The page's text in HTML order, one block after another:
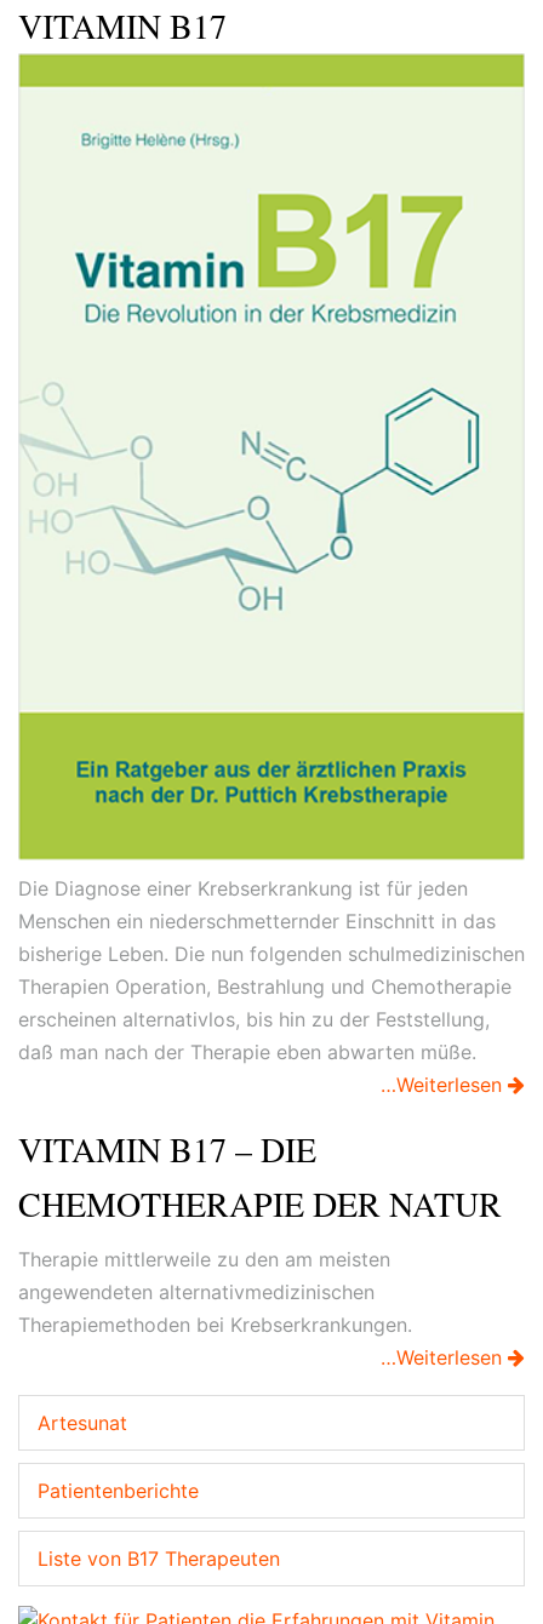
VITAMIN B17
Die Diagnose einer Krebserkrankung ist für jeden
Menschen ein niederschmetternder Einschnitt in das
bisherige Leben. Die nun folgenden schulmedizinischen
Therapien Operation, Bestrahlung und Chemotherapie
erscheinen alternativlos, bis hin zu der Feststellung,
daß man nach der Therapie eben abwarten müße.
…Weiterlesen
VITAMIN B17 – DIE
CHEMOTHERAPIE DER NATUR
Therapie mittlerweile zu den am meisten
angewendeten alternativmedizinischen
Therapiemethoden bei Krebserkrankungen.
…Weiterlesen
Artesunat
Patientenberichte
Liste von B17 Therapeuten